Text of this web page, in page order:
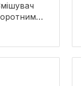
Black (14